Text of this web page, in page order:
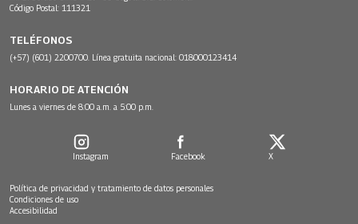
Código Postal: 111321
TELÉFONOS
(+57) (601) 2200700. Línea gratuita nacional: 018000123414
HORARIO DE ATENCIÓN
Lunes a viernes de 8:00 a.m. a 5:00 p.m.
Instagram Facebook X
Política de privacidad y tratamiento de datos personales
Condiciones de uso
Accesibilidad